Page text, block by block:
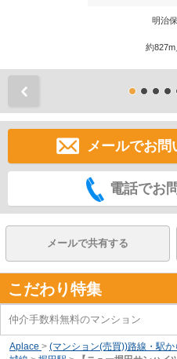
明治
約827m
メールでお
電話でお
メールで共有する
こだわり特集
仲介手数料無料のマンション
Aplace > (マンション(売買))路線・駅か